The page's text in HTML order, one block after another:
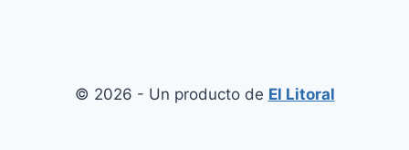
© 2026 - Un producto de El Litoral